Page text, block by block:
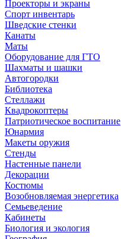
Проекторы и экраны
Спорт инвентарь
Шведские стенки
Канаты
Маты
Оборудование для ГТО
Шахматы и шашки
Автогородки
Библиотека
Стеллажи
Квадрокоптеры
Патриотическое воспитание
Юнармия
Макеты оружия
Стенды
Настенные панели
Декорации
Костюмы
Возобновляемая энергетика
Семьеведение
Кабинеты
Биология и экология